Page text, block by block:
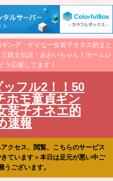
ング・ゲイなー女装子オネエ的まと
銃士伝説！あおいちゃん！ホームレ
ラ応援してます！
フル2！！50
ホモ童貞ギン
装子オネエ的
速報
クセス、閲覧、こちらのサービス
ています＞本日は足元が悪い中ご
うございます。